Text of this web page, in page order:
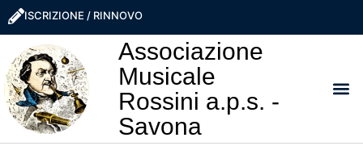
ISCRIZIONE / RINNOVO
Associazione
Musicale
Rossini a.p.s. -
Savona